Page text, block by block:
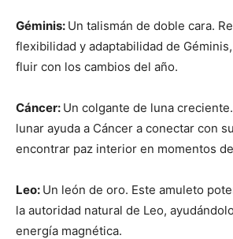
Géminis: Un talismán de doble cara.
flexibilidad y adaptabilidad de
fluir con los cambios del año.
Cáncer: Un colgante de luna
lunar ayuda a Cáncer a conectar con
encontrar paz interior en momentos
Leo: Un león de oro. Este amuleto
la autoridad natural de Leo,
energía magnética.